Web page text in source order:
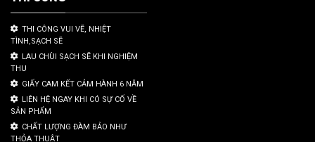
THI CÔNG VUI VẼ, NHIỆT
TÌNH,SẠCH SẼ
LAU CHÙI SẠCH SẼ KHI NGHIỆM
THU
GIẤY CAM KẾT CẢM HÀNH 6 NĂM
LIÊN HỆ NGAY KHI CÓ SỰ CỐ VỀ
SẢN PHẨM
CHẤT LƯỢNG ĐÀM BẢO NHƯ
THỎA THUẬT